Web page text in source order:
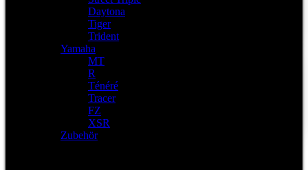
Daytona
Tiger
Trident
Yamaha
MT
R
Ténéré
Tracer
FZ
XSR
Zubehör